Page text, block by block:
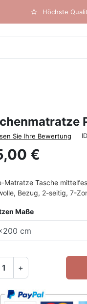
Höchste
Sie Ihre Bewertung
€
Matratze Tasche
Bezug, 2-seitig, 7-
Maße
+